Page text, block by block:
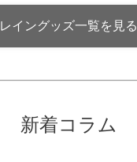
レイングッズ一覧を見る
新着コラム